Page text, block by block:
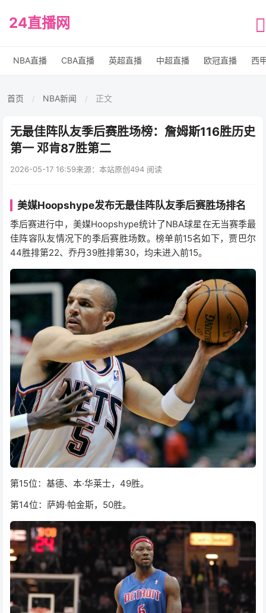
24直播网
NBA直播 CBA直播 英超直播 中超直播 欧冠直播 西
首页 / NBA新闻 / 正文
无最佳阵队友季后赛胜场榜：詹姆斯116胜历史
第一 邓肯87胜第二
2026-05-17 16:59来源：本站原创494 阅读
美媒Hoopshype发布无最佳阵队友季后赛胜场排名
季后赛进行中，美媒Hoopshype统计了NBA球星在无当赛季最
佳阵容队友情况下的季后赛胜场数。榜单前15名如下，贾巴尔
44胜排第22、乔丹39胜排第30，均未进入前15。
第15位：基德、本·华莱士，49胜。
第14位：萨姆·帕金斯，50胜。